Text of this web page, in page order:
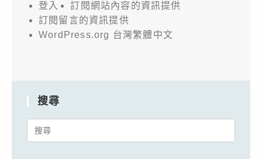
登入
訂閱網站內容的資訊提供
訂閱留言的資訊提供
WordPress.org 台灣繁體中文
搜尋
Search